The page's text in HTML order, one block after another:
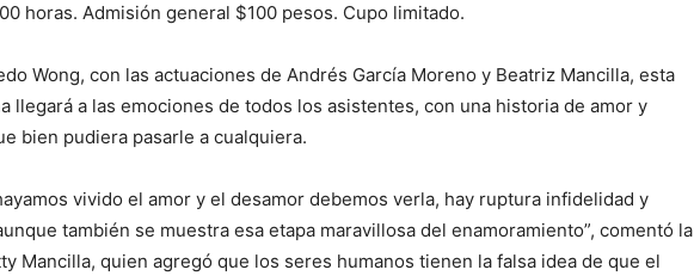
horas. Admisión general $100 pesos. Cupo limitado.
Wong, con las actuaciones de Andrés García Moreno y Beatriz Mancilla, esta
llegará a las emociones de todos los asistentes, con una historia de amor y
bien pudiera pasarle a cualquiera.
vivido el amor y el desamor debemos verla, hay ruptura infidelidad y
también se muestra esa etapa maravillosa del enamoramiento”, comentó la
Mancilla, quien agregó que los seres humanos tienen la falsa idea de que el